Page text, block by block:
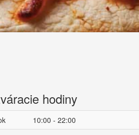
hodiny
10:00 - 22:00